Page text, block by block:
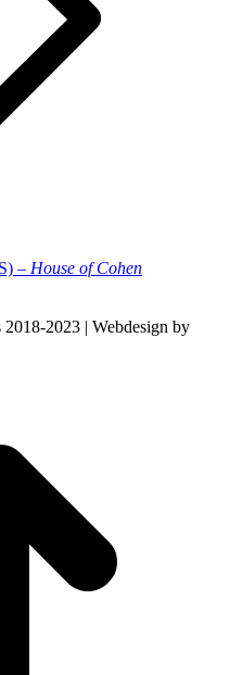
– House of Cohen
2023 | Webdesign by